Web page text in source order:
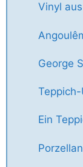
Vinyl
George
Ein